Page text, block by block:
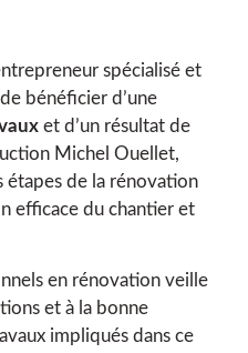
spécialisé et
bénéficier d’une
et d’un résultat de
Michel Ouellet,
étapes de la rénovation
efficace du chantier et
en rénovation veille
et à la bonne
impliqués dans ce